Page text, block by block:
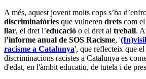
A més, aquest jovent molts cops s’ha
discriminatòries que vulneren drets com
llar, el dret l’educació o el dret al treball.
l’informe anual de SOS Racisme, '
racisme a Catalunya', que reflecteix que
discriminacions racistes a Catalunya es
d'edat, en l'àmbit educatiu, de tutela i de